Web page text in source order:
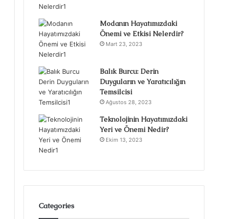
Modanın Hayatımızdaki
Önemi ve Etkisi Nelerdir?
Mart 23, 2023
Balık Burcu: Derin
Duyguların ve Yaratıcılığın
Temsilcisi
Ağustos 28, 2023
Teknolojinin Hayatımızdaki
Yeri ve Önemi Nedir?
Ekim 13, 2023
Categories